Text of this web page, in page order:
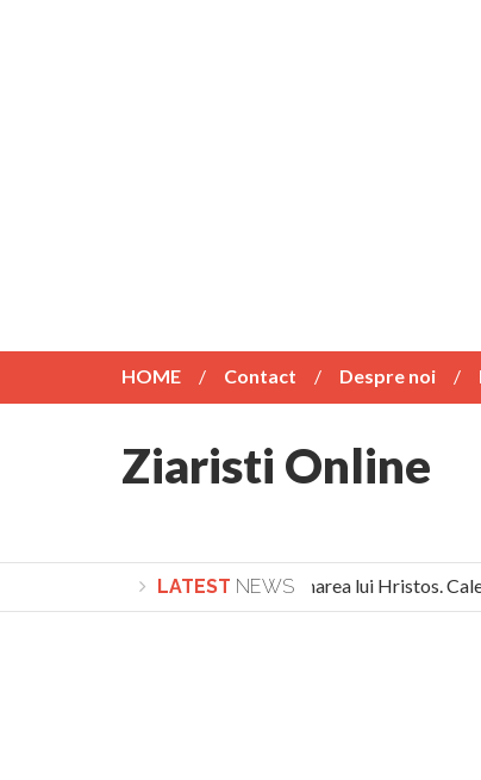
HOME Contact Despre noi
Ziaristi Online
LATEST NEWS
Lepădarea de sine și urmarea lui Hristos. Calea
Turnătorul DIE Lucian Boia înjură din nou